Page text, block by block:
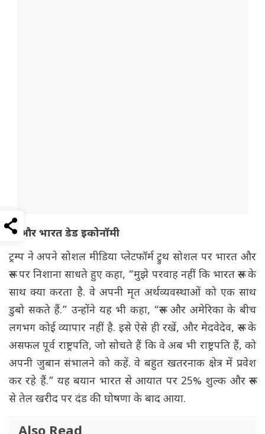
रूस और भारत डेड इकोनॉमी
ट्रम्प ने अपने सोशल मीडिया प्लेटफॉर्म ट्रुथ सोशल पर भारत और
रूस पर निशाना साधते हुए कहा, “मुझे परवाह नहीं कि भारत रूस के
साथ क्या करता है. वे अपनी मृत अर्थव्यवस्थाओं को एक साथ
डुबो सकते हैं.” उन्होंने यह भी कहा, “रूस और अमेरिका के बीच
लगभग कोई व्यापार नहीं है. इसे ऐसे ही रखें, और मेदवेदेव, रूस के
असफल पूर्व राष्ट्रपति, जो सोचते हैं कि वे अब भी राष्ट्रपति हैं, को
अपनी जुबान संभालने को कहें. वे बहुत खतरनाक क्षेत्र में प्रवेश
कर रहे हैं.” यह बयान भारत से आयात पर 25% शुल्क और रूस
से तेल खरीद पर दंड की घोषणा के बाद आया.